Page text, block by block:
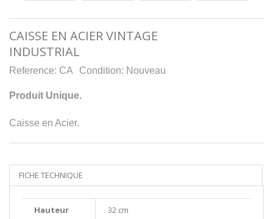
CAISSE EN ACIER VINTAGE
INDUSTRIAL
Reference: CA Condition: Nouveau
Produit Unique.
Caisse en Acier.
FICHE TECHNIQUE
Hauteur 32 cm